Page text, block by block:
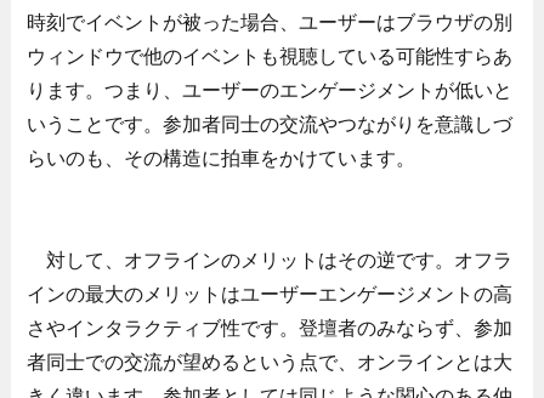
時刻でイベントが被った場合、ユーザーはブラウザの別
ウィンドウで他のイベントも視聴している可能性すらあ
ります。つまり、ユーザーのエンゲージメントが低いと
いうことです。参加者同士の交流やつながりを意識しづ
らいのも、その構造に拍車をかけています。
対して、オフラインのメリットはその逆です。オフラ
インの最大のメリットはユーザーエンゲージメントの高
さやインタラクティブ性です。登壇者のみならず、参加
者同士での交流が望めるという点で、オンラインとは大